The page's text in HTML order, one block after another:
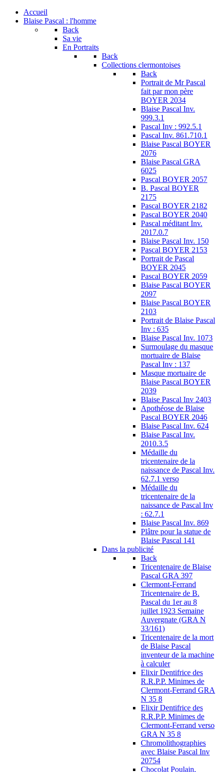
Accueil
Blaise Pascal : l'homme
Back
Sa vie
En Portraits
Back
Collections clermontoises
Back
Portrait de Mr Pascal
fait par mon père
BOYER 2034
Blaise Pascal Inv.
999.3.1
Pascal Inv : 992.5.1
Pascal Inv. 861.710.1
Blaise Pascal BOYER
2076
Blaise Pascal GRA
6025
Pascal BOYER 2057
B. Pascal BOYER
2175
Pascal BOYER 2182
Pascal BOYER 2040
Pascal méditant Inv.
2017.0.7
Blaise Pascal Inv. 150
Pascal BOYER 2153
Portrait de Pascal
BOYER 2045
Pascal BOYER 2059
Blaise Pascal BOYER
2097
Blaise Pascal BOYER
2103
Portrait de Blaise Pascal
Inv : 635
Blaise Pascal Inv. 1073
Surmoulage du masque
mortuaire de Blaise
Pascal Inv : 137
Masque mortuaire de
Blaise Pascal BOYER
2039
Blaise Pascal Inv 2403
Apothéose de Blaise
Pascal BOYER 2046
Blaise Pascal Inv. 624
Blaise Pascal Inv.
2010.3.5
Médaille du
tricentenaire de la
naissance de Pascal Inv.
62.7.1 verso
Médaille du
tricentenaire de la
naissance de Pascal Inv
: 62.7.1
Blaise Pascal Inv. 869
Plâtre pour la statue de
Blaise Pascal 141
Dans la publicité
Back
Tricentenaire de Blaise
Pascal GRA 397
Clermont-Ferrand
Tricentenaire de B.
Pascal du 1er au 8
juillet 1923 Semaine
Auvergnate (GRA N
33/161)
Tricentenaire de la mort
de Blaise Pascal
inventeur de la machine
à calculer
Elixir Dentifrice des
R.R.P.P. Minimes de
Clermont-Ferrand GRA
N 35 8
Elixir Dentifrice des
R.R.P.P. Minimes de
Clermont-Ferrand verso
GRA N 35 8
Chromolithographies
avec Blaise Pascal Inv
20754
Chocolat Poulain,